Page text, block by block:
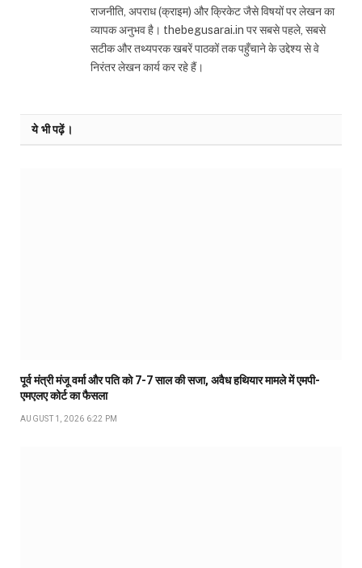
राजनीति, अपराध (क्राइम) और क्रिकेट जैसे विषयों पर लेखन का
व्यापक अनुभव है। thebegusarai.in पर सबसे पहले, सबसे
सटीक और तथ्यपरक खबरें पाठकों तक पहुँचाने के उद्देश्य से वे
निरंतर लेखन कार्य कर रहे हैं।
ये भी पढ़ें।
पूर्व मंत्री मंजू वर्मा और पति को 7-7 साल की सजा, अवैध हथियार मामले में एमपी-
एमएलए कोर्ट का फैसला
AUGUST 1, 2026 6:22 PM